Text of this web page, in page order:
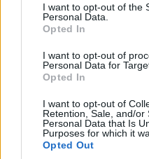
consent section.
I want to opt-out of the
Personal Data.
Opted In
I want to opt-out of
Personal Data for
Opted In
I want to opt-out of
Retention, Sale, and/or
Personal Data that Is
Purposes for which it
Opted Out
International nem
Forbes magazin
hogy az ismert
tökéletes (lupe
egy fokozattal jobb
13,22 karátos
millió dolláros
gyémántok
1,8 millió dolláros